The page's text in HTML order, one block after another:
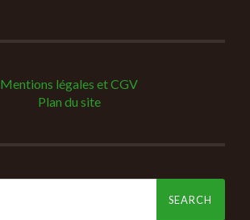
Mentions légales et CGV
Plan du site